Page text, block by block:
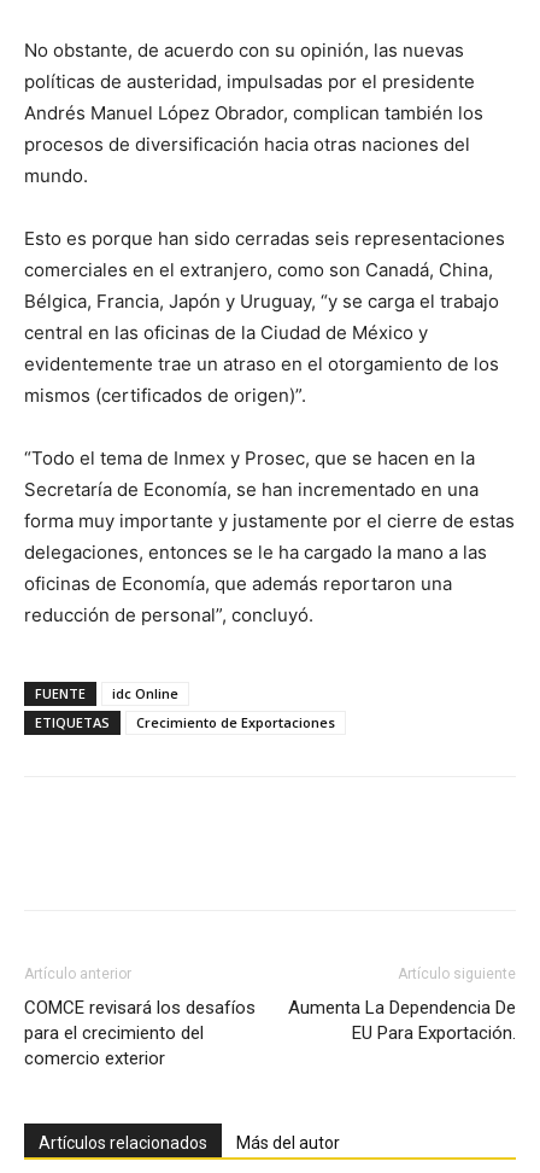
No obstante, de acuerdo con su opinión, las nuevas
políticas de austeridad, impulsadas por el presidente
Andrés Manuel López Obrador, complican también los
procesos de diversificación hacia otras naciones del
mundo.
Esto es porque han sido cerradas seis representaciones
comerciales en el extranjero, como son Canadá, China,
Bélgica, Francia, Japón y Uruguay, “y se carga el trabajo
central en las oficinas de la Ciudad de México y
evidentemente trae un atraso en el otorgamiento de los
mismos (certificados de origen)”.
“Todo el tema de Inmex y Prosec, que se hacen en la
Secretaría de Economía, se han incrementado en una
forma muy importante y justamente por el cierre de estas
delegaciones, entonces se le ha cargado la mano a las
oficinas de Economía, que además reportaron una
reducción de personal”, concluyó.
FUENTE
idc Online
ETIQUETAS
Crecimiento de Exportaciones
Artículo anterior
COMCE revisará los desafíos
para el crecimiento del
comercio exterior
Artículo siguiente
Aumenta La Dependencia De
EU Para Exportación.
Artículos relacionados Más del autor